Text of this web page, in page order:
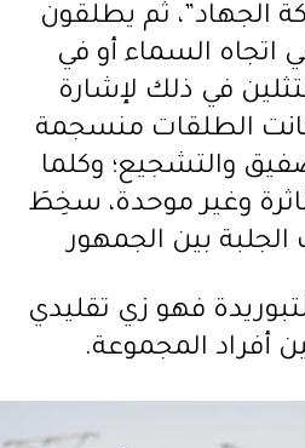
الجهاد”، ثم يطلقون
اتجاه السماء أو في
في ذلك لإشارة
الطلقات منسجمة
والتشجيع؛ وكلما
وغير موحدة، سخِطَ
بين الجمهور
فهو زي تقليدي
أفراد المجموعة.